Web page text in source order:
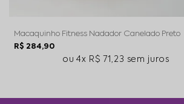
Macaquinho Fitness Nadador Canelado Preto
R$ 284,90
4x R$ 71,23 sem juros